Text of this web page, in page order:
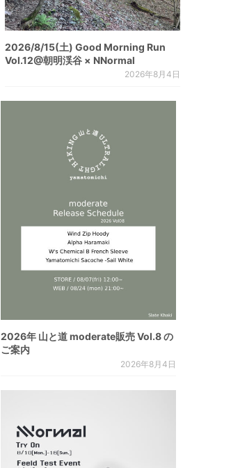
2026/8/15(土) Good Morning Run
Vol.12@朝明渓谷 × NNormal
2026年8月4日
2026年 山と道 moderate販売 Vol.8 の
ご案内
2026年8月4日